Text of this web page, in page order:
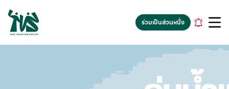
gv-5iuoxpem74qfjw.dv.googlehosted.com
ร่วมเป็นส่วนหนึ่ง